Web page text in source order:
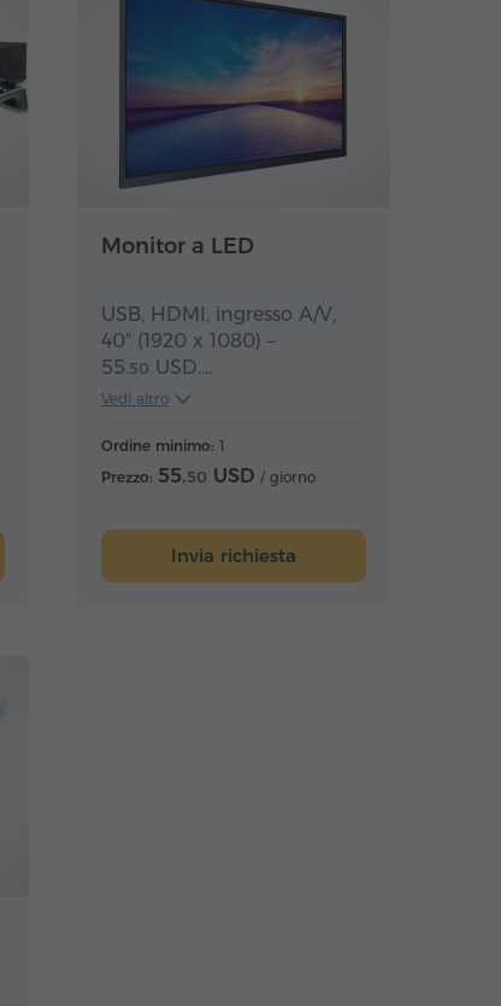
Monitor a LED
USB, HDMI, ingresso A/V,
40" (1920 x 1080) –
55.50 USD.
Smart, 50" (4K) –
Vedi altro
Ordine minimo: 1
Prezzo: 55.50 USD / giorno
Invia richiesta